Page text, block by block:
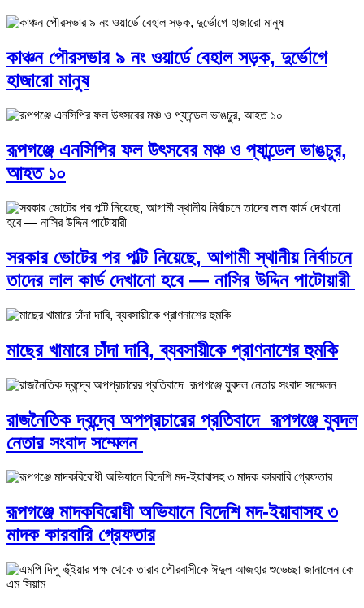
কাঞ্চন পৌরসভার ৯ নং ওয়ার্ডে বেহাল সড়ক, দুর্ভোগে
হাজারো মানুষ
রূপগঞ্জে এনসিপির ফল উৎসবের মঞ্চ ও প্যান্ডেল ভাঙচুর,
আহত ১০
সরকার ভোটের পর পল্টি নিয়েছে, আগামী স্থানীয় নির্বাচনে
তাদের লাল কার্ড দেখানো হবে — নাসির উদ্দিন পাটোয়ারী
মাছের খামারে চাঁদা দাবি, ব্যবসায়ীকে প্রাণনাশের হুমকি
রাজনৈতিক দ্বন্দ্বে অপপ্রচারের প্রতিবাদে ‎রূপগঞ্জে যুবদল
নেতার সংবাদ সম্মেলন ‎
রূপগঞ্জে মাদকবিরোধী অভিযানে বিদেশি মদ-ইয়াবাসহ ৩
মাদক কারবারি গ্রেফতার